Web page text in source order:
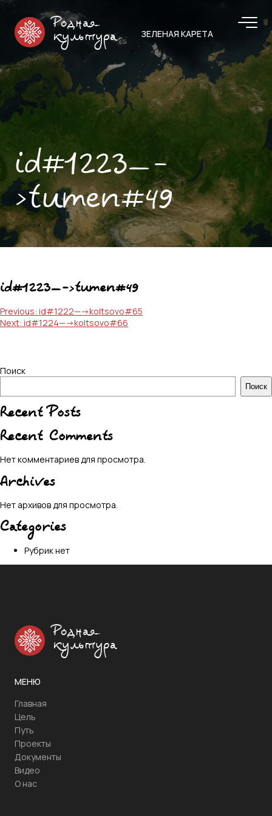
Родная
культура
ЗЕЛЕНАЯ КАРЕТА
id#1223—-
>tumen#49
id#1223—->tumen#49
Навигация
по
Previous: id#1222—->koltsovo#65
Next: id#1224—->koltsovo#66
Поиск
Поиск
Recent Posts
Recent Comments
Нет комментариев для просмотра.
Archives
Нет архивов для просмотра.
Categories
Рубрик нет
Родная
культура
МЕНЮ
Главная
Цель
Путь
Проекты
Документы
Видео
О нас